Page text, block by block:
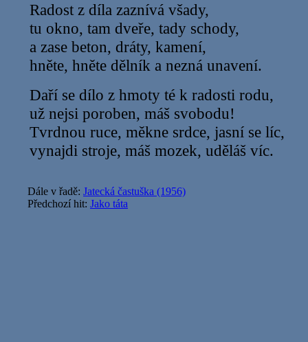
Radost z díla zaznívá všady,
tu okno, tam dveře, tady schody,
a zase beton, dráty, kamení,
hněte, hněte dělník a nezná unavení.
Daří se dílo z hmoty té k radosti rodu,
už nejsi poroben, máš svobodu!
Tvrdnou ruce, měkne srdce, jasní se líc,
vynajdi stroje, máš mozek, uděláš víc.
Dále v řadě: Jatecká častuška (1956)
Předchozí hit: Jako táta